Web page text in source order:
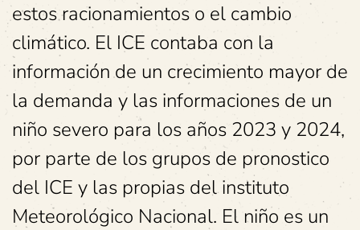
estos racionamientos o el cambio
climático. El ICE contaba con la
información de un crecimiento mayor de
la demanda y las informaciones de un
niño severo para los años 2023 y 2024,
por parte de los grupos de pronostico
del ICE y las propias del instituto
Meteorológico Nacional. El niño es un